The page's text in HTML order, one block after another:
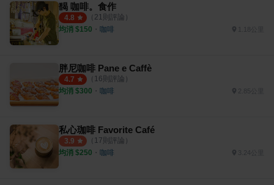
馤 咖啡。食作
4.8 （ 21 則評論）
均消 $150 ・ 咖啡
胖尼咖啡 Pane e Caffè
4.7 （ 16則評論）
均消 $300 ・ 咖啡 2.85公里
私心珈啡 Favorite Café
3.9 （ 17則評論）
均消 $250 ・ 咖啡 3.24公里